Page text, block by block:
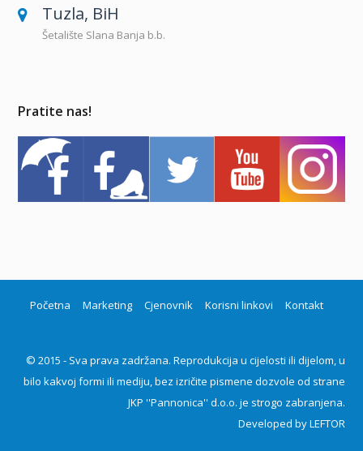
Tuzla, BiH
Šetalište Slana Banja b.b.
Pratite nas!
Početna Marketing Cjenovnik Korisni linkovi Kontakt
© 2015 - Sva prava zadržana. Reprodukcija u cijelosti ili dijelom, u
bilo kakvoj formi ili mediju, bez izričite pismene dozvole od strane
JKP ''Pannonica'' d.o.o. je strogo zabranjena.
Developed byLEFTOR